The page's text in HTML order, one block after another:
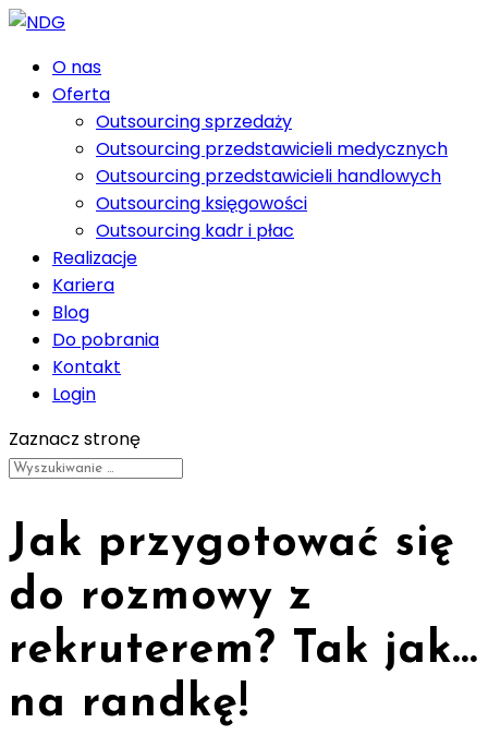
O nas
Oferta
Outsourcing sprzedaży
Outsourcing przedstawicieli medycznych
Outsourcing przedstawicieli handlowych
Outsourcing księgowości
Outsourcing kadr i płac
Realizacje
Kariera
Blog
Do pobrania
Kontakt
Login
Zaznacz stronę
Jak przygotować się
do rozmowy z
rekruterem? Tak jak…
na randkę!